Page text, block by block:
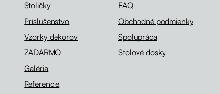
Stoličky
Príslušenstvo
Vzorky dekorov
ZADARMO
Galéria
Referencie
FAQ
Obchodné podmienky
Spolupráca
Stolové dosky